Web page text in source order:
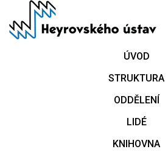
hlavnímu
ÚVOD
STRUKTURA
ODDĚLENÍ
LIDÉ
KNIHOVNA